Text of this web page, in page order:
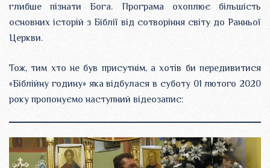
глибше пізнати Бога. Програма охоплює більшість
основних історій з Біблії від сотворіння світу до Ранньої
Церкви.
Тож, тим хто не був присутнім, а хотів би передивитися
«Біблійну годину» яка відбулася в суботу 01 лютого 2020
року пропонуємо наступний відеозапис: